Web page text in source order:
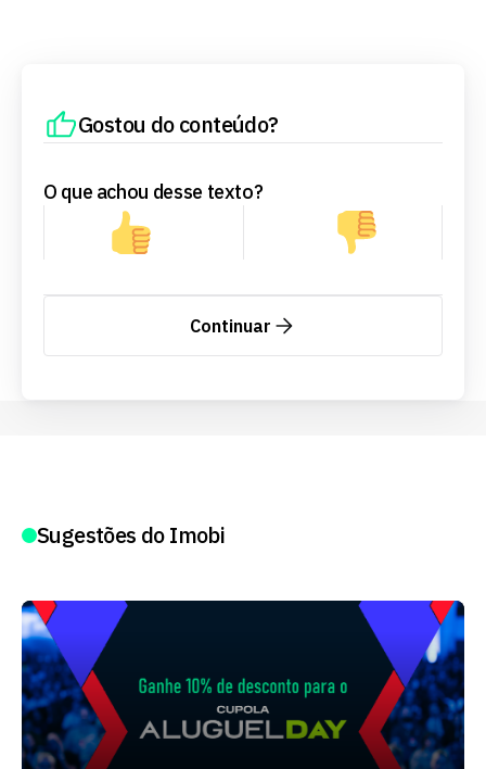
Gostou do conteúdo?
O que achou desse texto?
Continuar
Sugestões do Imobi